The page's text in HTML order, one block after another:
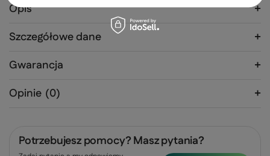
Opis
Szczegółowe dane
Gwarancja
Opinie (0)
Potrzebujesz pomocy? Masz pytania?